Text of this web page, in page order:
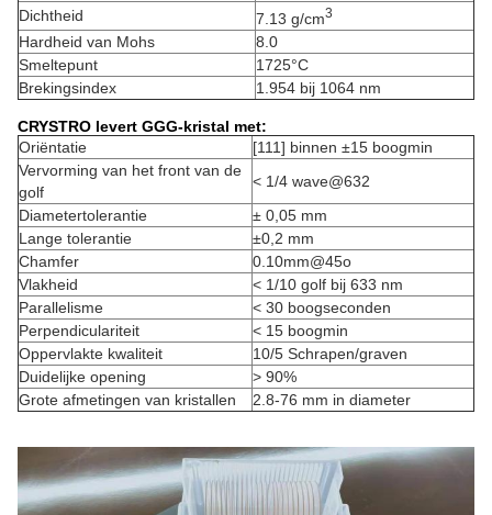
Dichtheid
7.13 g/cm3
Hardheid van Mohs
8.0
Smeltepunt
1725°C
Brekingsindex
1.954 bij 1064 nm
CRYSTRO levert GGG-kristal met:
Oriëntatie
[111] binnen ±15 boogmin
Vervorming van het front van de
golf
< 1/4 wave@632
Diametertolerantie
± 0,05 mm
Lange tolerantie
±0,2 mm
Chamfer
0.10mm@45o
Vlakheid
< 1/10 golf bij 633 nm
Parallelisme
< 30 boogseconden
Perpendiculariteit
< 15 boogmin
Oppervlakte kwaliteit
10/5 Schrapen/graven
Duidelijke opening
> 90%
Grote afmetingen van kristallen
2.8-76 mm in diameter